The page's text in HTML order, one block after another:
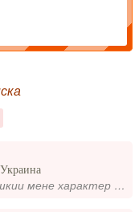
Украина
Люблю готувати кусняшкии мене характер упрямий и ласковий